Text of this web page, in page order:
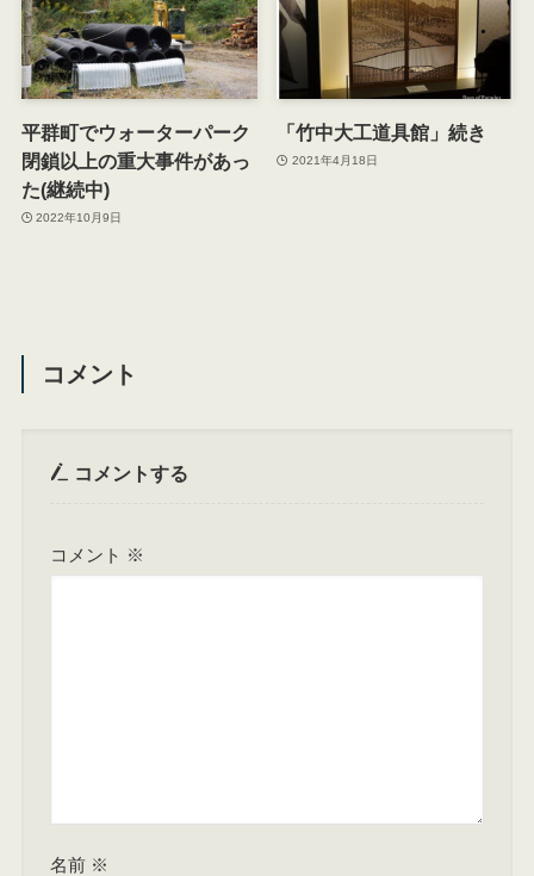
平群町でウォーターパーク
閉鎖以上の重大事件があっ
た(継続中)
2022年10月9日
「竹中大工道具館」続き
2021年4月18日
コメント
コメントする
コメント ※
名前 ※